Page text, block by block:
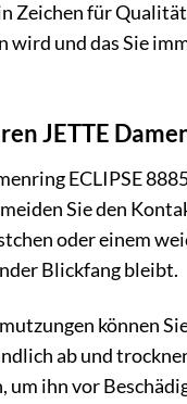
Zeichen für
wird und das Sie
JETTE
ECLIPSE
Sie den
oder einem
Blickfang bleibt.
können
ab und
um ihn vor